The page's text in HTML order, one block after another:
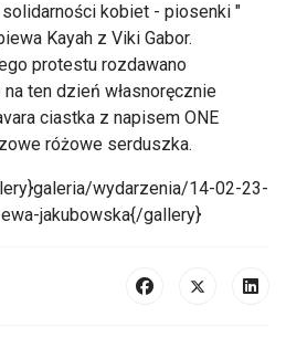
kobiet - piosenki "
Kayah z Viki Gabor.
protestu rozdawano
ten dzień własnoręcznie
ciastka z napisem ONE
różowe serduszka.
wydarzenia/14-02-23-
jakubowska{/gallery}